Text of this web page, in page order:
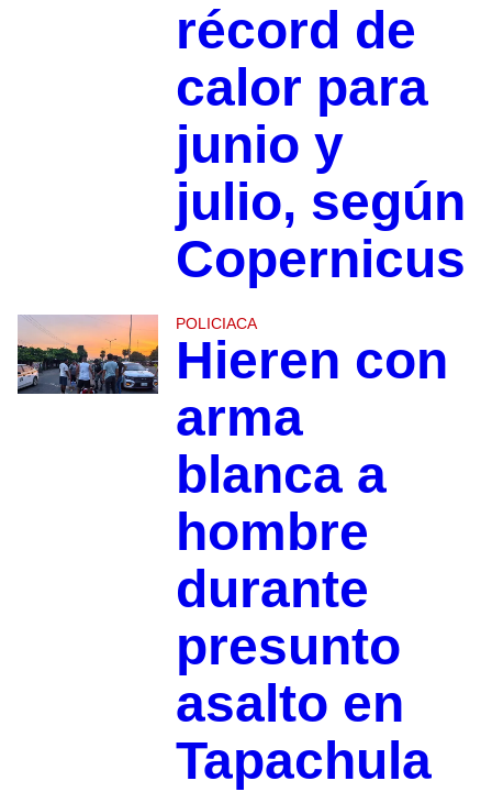
récord de
calor para
junio y
julio, según
Copernicus
POLICIACA
Hieren con
arma
blanca a
hombre
durante
presunto
asalto en
Tapachula